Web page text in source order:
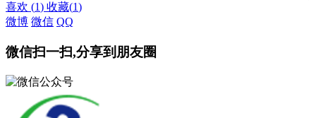
喜欢 (1) 收藏(1)
微博 微信 QQ
微信扫一扫,分享到朋友圈